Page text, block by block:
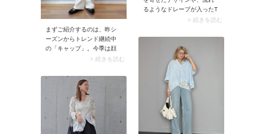
るようなドレープが入ったT
シャツが登場。柔らかさを
アルなTシャツに女性らしさ
とモードなニュアンスをプ
ラスしてくれます。シンプ
ルなデニムコーデに主役と
して映える一枚です。
> 続きを読む
まずご紹介するのは、昨シ
ーズンからトレンド継続中
の「キャップ」。今季は顔
まわりがスッキリ見える、
ザインに注目が集まってい
ます。色のおすすめは白・
黒・ネイビーなどの定番カ
ラー。合わせやすくてスポ
ーティな雰囲気が魅力で
> 続きを読む